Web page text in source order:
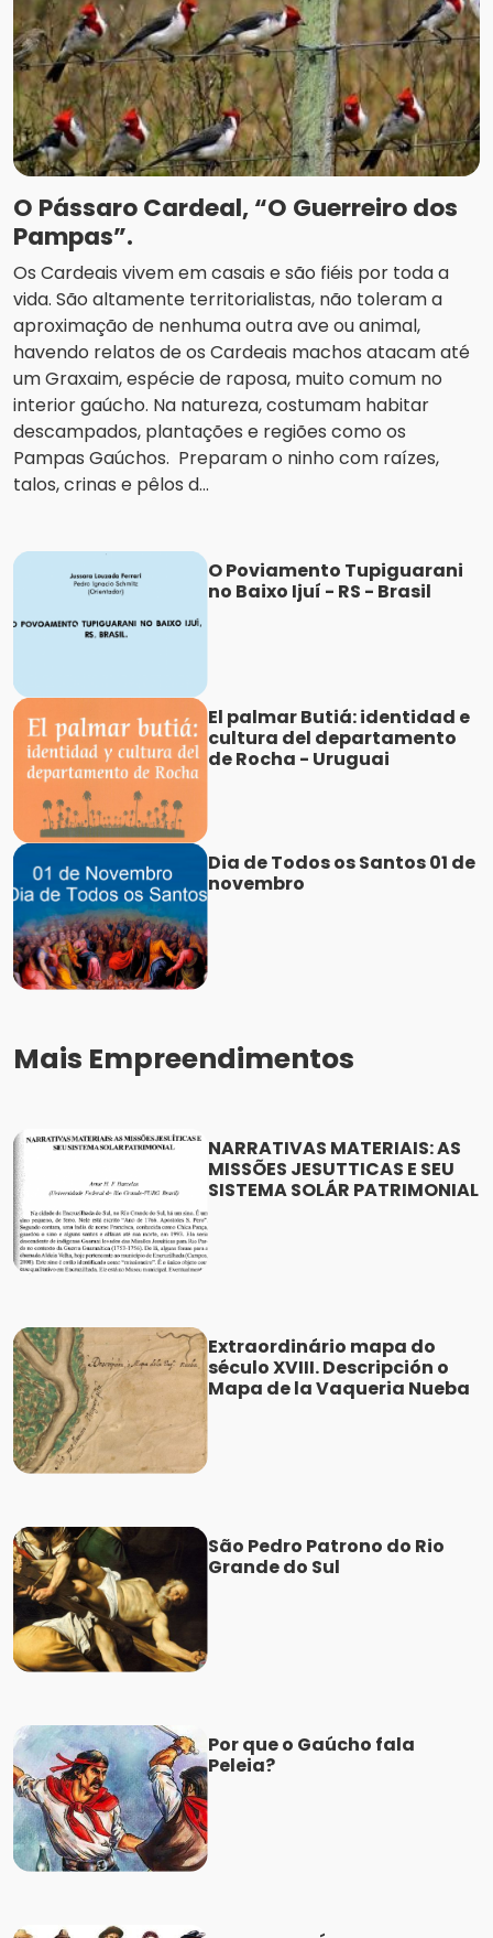
O Pássaro Cardeal, “O Guerreiro dos
Pampas”.
Os Cardeais vivem em casais e são fiéis por toda a
vida. São altamente territorialistas, não toleram a
aproximação de nenhuma outra ave ou animal,
havendo relatos de os Cardeais machos atacam até
um Graxaim, espécie de raposa, muito comum no
interior gaúcho. Na natureza, costumam habitar
descampados, plantações e regiões como os
Pampas Gaúchos. Preparam o ninho com raízes,
talos, crinas e pêlos d...
O Poviamento Tupiguarani
no Baixo Ijuí - RS - Brasil
El palmar Butiá: identidad e
cultura del departamento
de Rocha - Uruguai
Dia de Todos os Santos 01 de
novembro
Mais Empreendimentos
NARRATIVAS MATERIAIS: AS
MISSÕES JESUTTICAS E SEU
SISTEMA SOLÁR PATRIMONIAL
Extraordinário mapa do
século XVIII. Descripción o
Mapa de la Vaqueria Nueba
São Pedro Patrono do Rio
Grande do Sul
Por que o Gaúcho fala
Peleia?